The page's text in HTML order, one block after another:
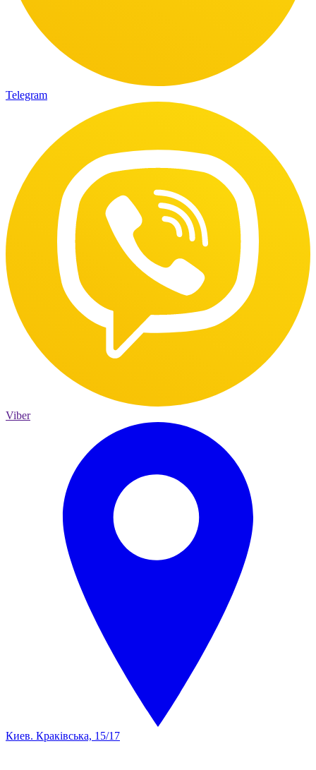
Telegram
Viber
Киев. Краківська, 15/17